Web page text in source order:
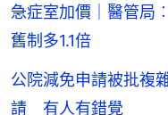
急症室加價｜醫管局
舊制多1.1倍
公院減免申請被批複
請 有人有錯覺